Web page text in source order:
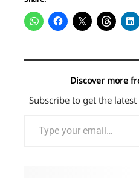
Discover more
Subscribe to get the